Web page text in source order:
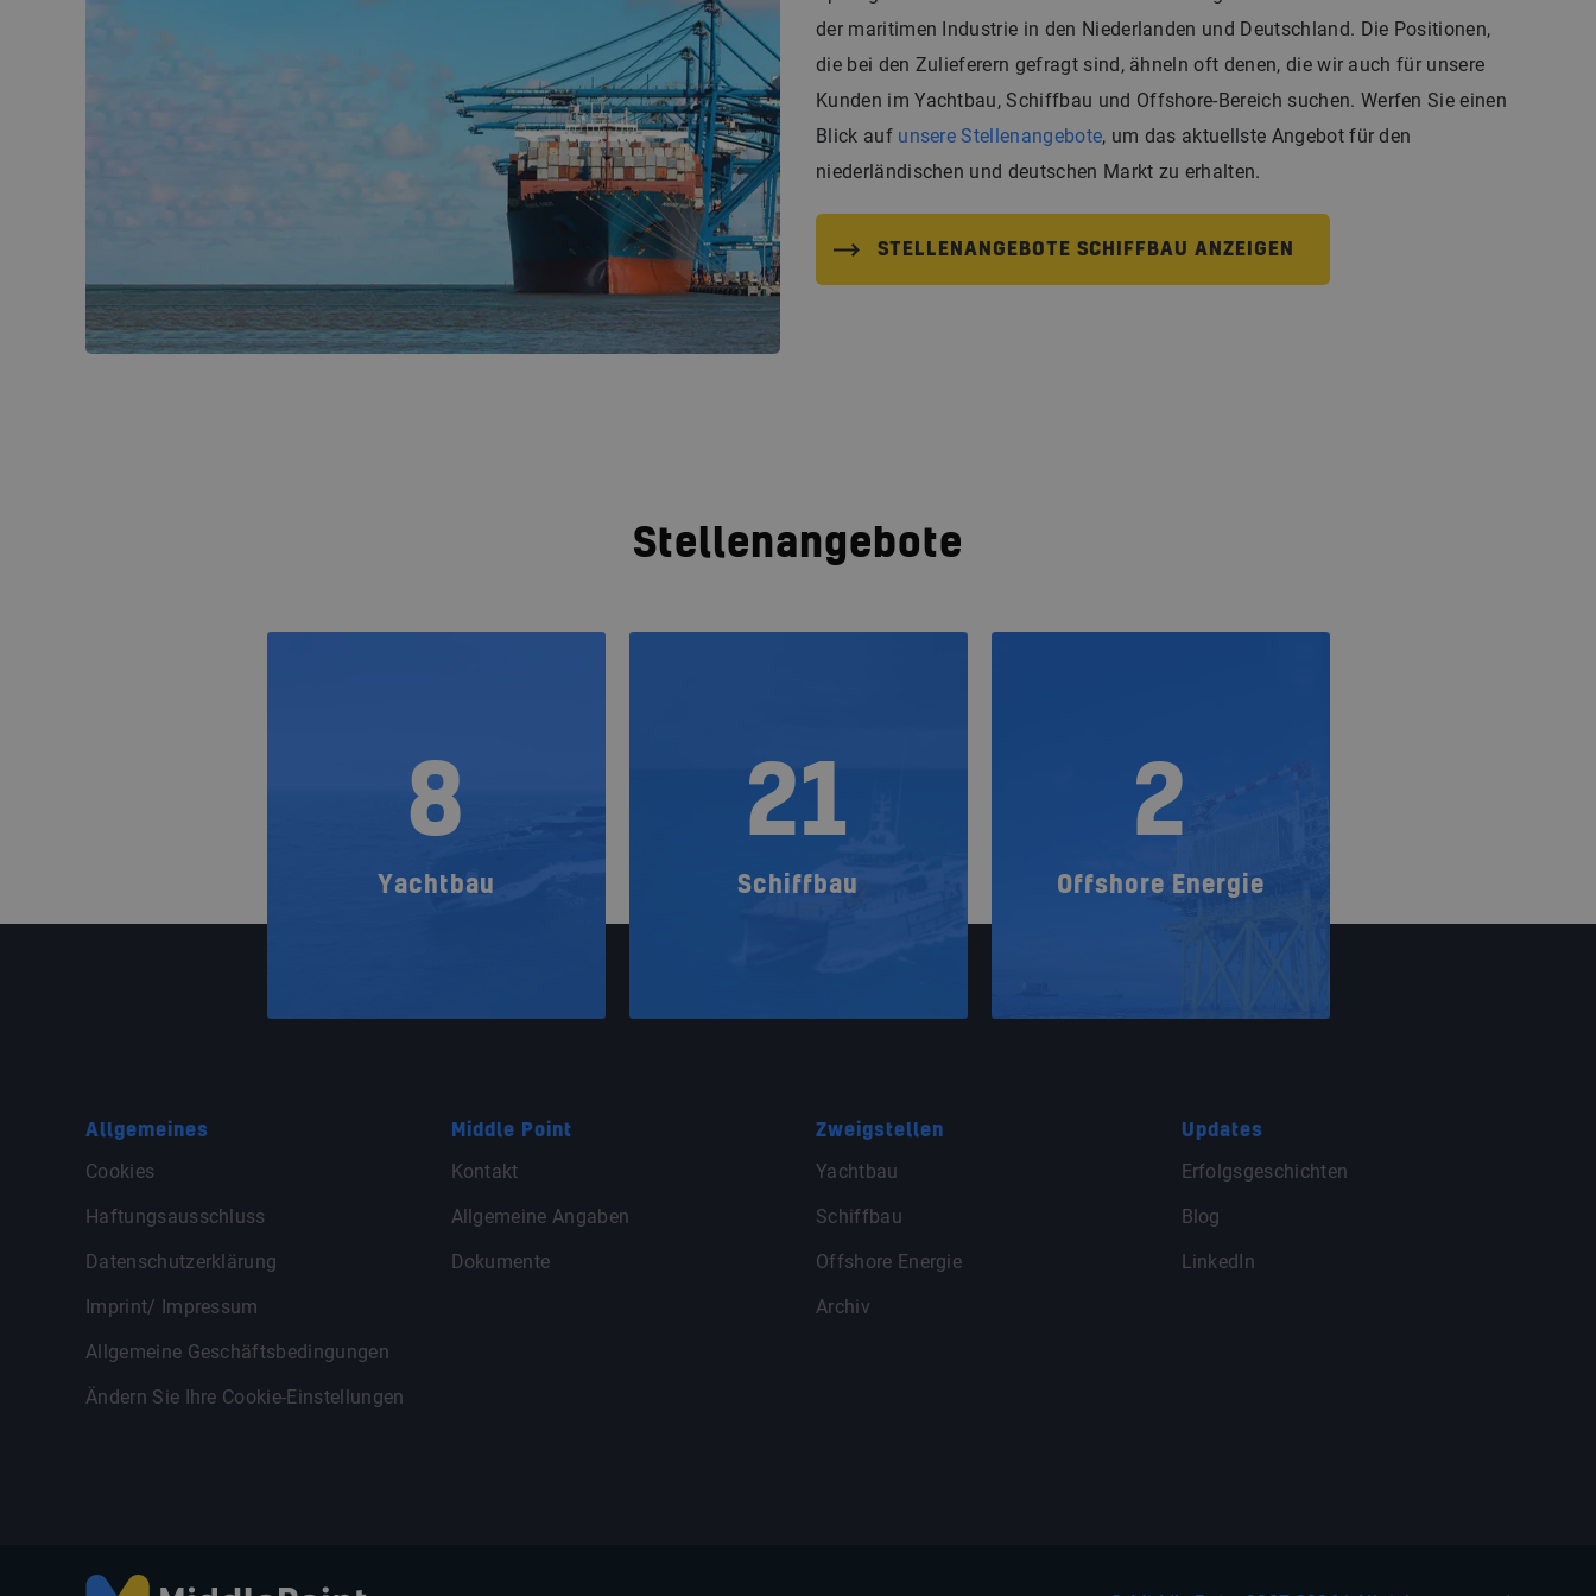
der maritimen Industrie in den Niederlanden und Deutschland. Die Positionen,
die bei den Zulieferern gefragt sind, ähneln oft denen, die wir auch für unsere
Kunden im Yachtbau, Schiffbau und Offshore-Bereich suchen. Werfen Sie einen
Blick auf unsere Stellenangebote, um das aktuellste Angebot für den
niederländischen und deutschen Markt zu erhalten.
STELLENANGEBOTE SCHIFFBAU ANZEIGEN
Stellenangebote
8
Yachtbau
21
Schiffbau
2
Offshore Energie
Allgemeines
Cookies
Haftungsausschluss
Datenschutzerklärung
Imprint/ Impressum
Allgemeine Geschäftsbedingungen
Ändern Sie Ihre Cookie-Einstellungen
Middle Point
Kontakt
Allgemeine Angaben
Dokumente
Zweigstellen
Yachtbau
Schiffbau
Offshore Energie
Archiv
Updates
Erfolgsgeschichten
Blog
LinkedIn